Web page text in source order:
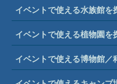
イベントで使える水族館を
イベントで使える植物園を
イベントで使える博物館／